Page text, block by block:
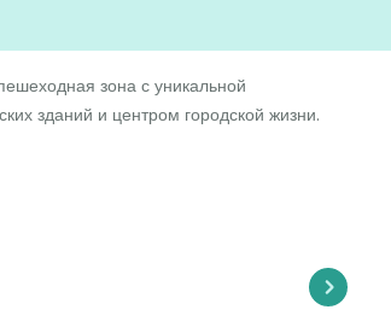
зона с уникальной
зданий и центром городской жизни.
Next